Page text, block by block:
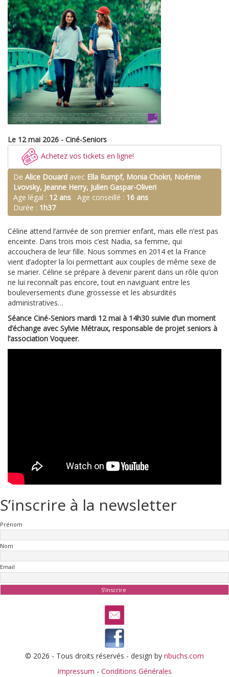
Le 12 mai 2026 - Ciné-Seniors
Achetez vos tickets en ligne!
De Alice Douard avec Ella Rumpf, Monia Chokri, Noémie
Lvovsky, Jeanne Herry, Julien Gaspar-Oliveri
Age légal : 12 ans Age conseillé : 16 ans
Durée : 1h37
Céline attend l’arrivée de son premier enfant, mais elle n’est pas
enceinte. Dans trois mois c’est Nadia, sa femme, qui
accouchera de leur fille. Nous sommes en 2014 et la France
vient d’adopter la loi permettant aux couples de même sexe de
se marier. Céline se prépare à devenir parent dans un rôle qu’on
ne lui reconnaît pas encore, tout en naviguant entre les
bouleversements d’une grossesse et les absurdités
administratives…
Séance Ciné-Seniors mardi 12 mai à 14h30 suivie d’un moment
d’échange avec Sylvie Métraux, responsable de projet seniors à
l’association Voqueer.
S’inscrire à la newsletter
Prénom
Nom
Email
© 2026 - Tous droits réservés - design by nbuchs.com
Impressum - Conditions Générales